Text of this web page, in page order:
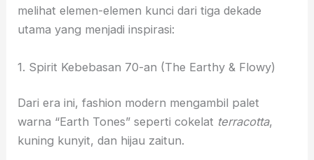
melihat elemen-elemen kunci dari tiga dekade
utama yang menjadi inspirasi:
1. Spirit Kebebasan 70-an (The Earthy & Flowy)
Dari era ini, fashion modern mengambil palet
warna “Earth Tones” seperti cokelat terracotta,
kuning kunyit, dan hijau zaitun.